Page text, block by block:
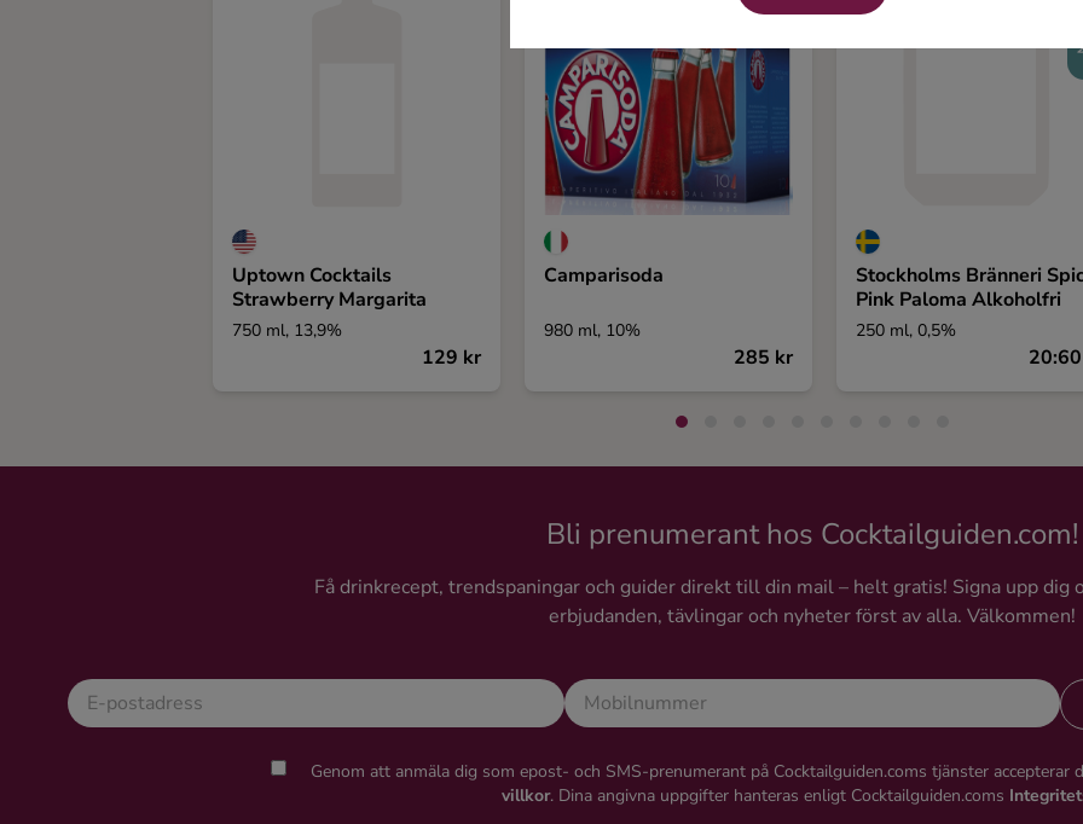
Uptown Cocktails
Strawberry Margarita
750 ml, 13,9%
129 kr
Camparisoda
980 ml, 10%
285 kr
Stockholms Bränneri
Pink Paloma Alkoholfri
250 ml, 0,5%
Bli prenumerant hos Cocktailguiden.com!
Få drinkrecept, trendspaningar och guider direkt till din mail – helt gratis! Signa upp dig
erbjudanden, tävlingar och nyheter först av alla. Välkommen!
Genom att anmäla dig som epost- och SMS-prenumerant på Cocktailguiden.coms tjänster accepterar
villkor. Dina angivna uppgifter hanteras enligt Cocktailguiden.coms